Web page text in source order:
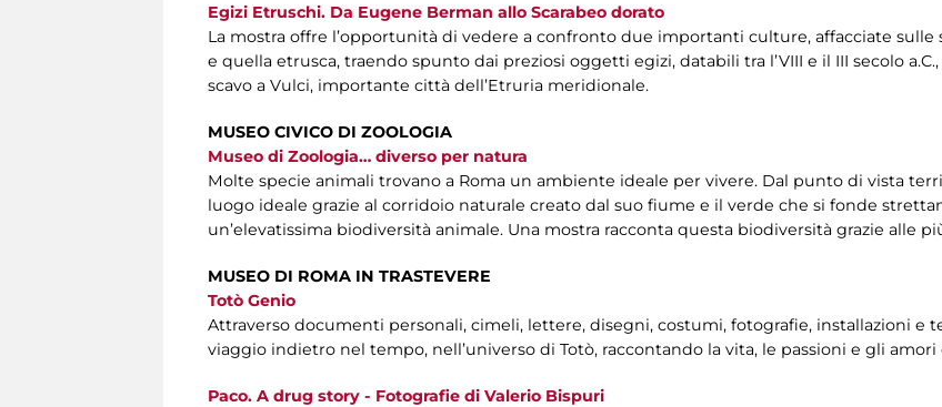
Egizi Etruschi. Da Eugene Berman allo Scarabeo dorato
La mostra offre l’opportunità di vedere a confronto due importanti culture, affacciate
e quella etrusca, traendo spunto dai preziosi oggetti egizi, databili tra l’VIII e il III secolo
scavo a Vulci, importante città dell’Etruria meridionale.
MUSEO CIVICO DI ZOOLOGIA
Museo di Zoologia… diverso per natura
Molte specie animali trovano a Roma un ambiente ideale per vivere. Dal punto di vista
luogo ideale grazie al corridoio naturale creato dal suo fiume e il verde che si fonde
un’elevatissima biodiversità animale. Una mostra racconta questa biodiversità grazie alle
MUSEO DI ROMA IN TRASTEVERE
Totò Genio
Attraverso documenti personali, cimeli, lettere, disegni, costumi, fotografie, installazioni e
viaggio indietro nel tempo, nell’universo di Totò, raccontando la vita, le passioni e gli amori
Paco. A drug story - Fotografie di Valerio Bispuri